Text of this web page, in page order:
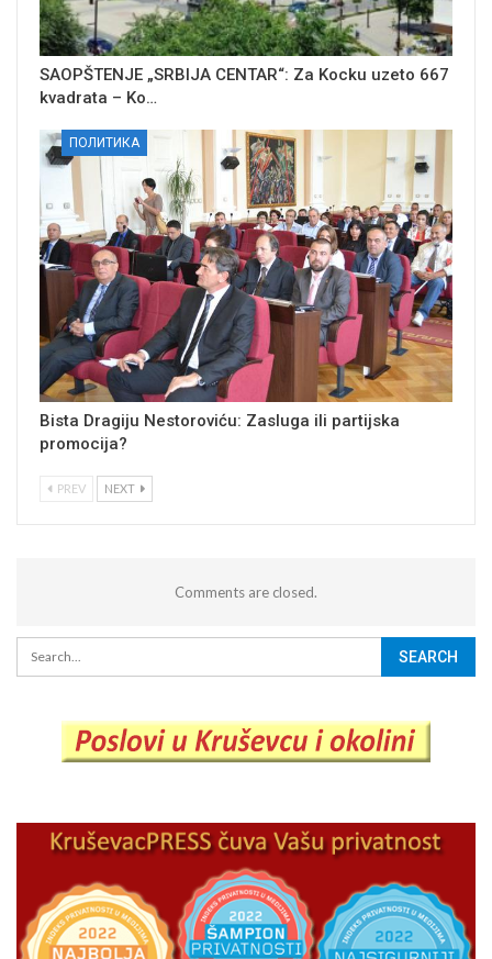
SAOPŠTENJE „SRBIJA CENTAR“: Za Kocku uzeto 667
kvadrata – Ko…
ПОЛИТИКА
Bista Dragiju Nestoroviću: Zasluga ili partijska
promocija?
PREV NEXT
Comments are closed.